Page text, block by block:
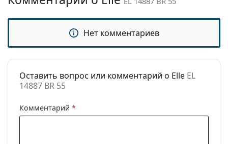
Категория:
Солнцезащитные очки
Бренд:
Elle
Использование:
Модные
Нет комментариев
Оставить вопрос или комментарий о Elle EL
14887 BR 55
Комментарий *